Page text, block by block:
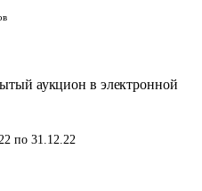
аукцион в электронной
по 31.12.22